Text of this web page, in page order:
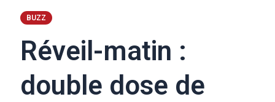
BUZZ
Réveil-matin :
double dose de